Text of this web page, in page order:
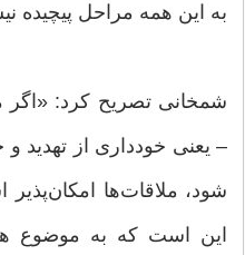
به این همه مراحل پیچیده
شمخانی تصریح کرد:
– یعنی خودداری از تهدید
شود، ملاقات‌ها
این است که به موضوع